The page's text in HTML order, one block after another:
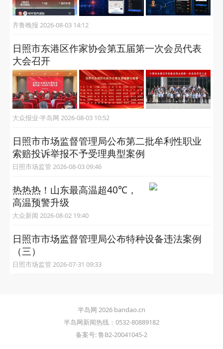
齐鲁晚报 2026-08-03 14:12
日照市东港区作家协会第五届第一次会员代表
大会召开
大众报业·半岛网 2026-08-03 10:52
日照市市场监督管理局公布第二批牟利性职业
索赔投诉举报不予受理典型案例
日照市场监管 2026-08-03 09:46
热热热！山东最高温超40℃，
高温预警升级
大众新闻 2026-08-02 19:40
日照市市场监督管理局公布特种设备违法案例
（三）
日照市场监管 2026-07-31 09:33
半岛网 2026 bandao.cn
半岛网新闻热线：0532-80889182
备案号: 鲁B2-20041045-2